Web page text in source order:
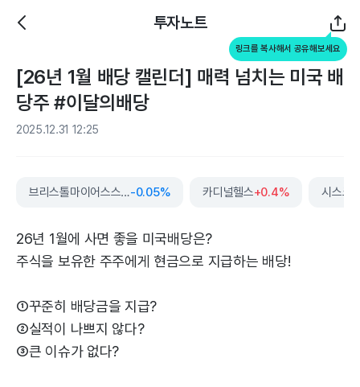
투자노트
링크를 복사해서 공유해보세요
[26년 1월 배당 캘린더] 매력 넘치는 미국 배
당주 #이달의배당
2025.12.31 12:25
브리스톨마이어스스큅-0.05% 카디널헬스+0.4% 시스코
26년 1월에 사면 좋을 미국배당은?
주식을 보유한 주주에게 현금으로 지급하는 배당!
①꾸준히 배당금을 지급?
②실적이 나쁘지 않다?
③큰 이슈가 없다?